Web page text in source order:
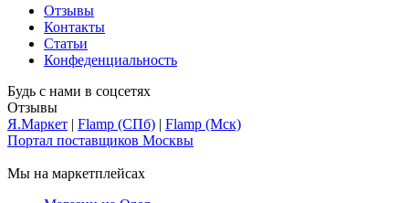
Отзывы
Контакты
Статьи
Конфеденциальность
Будь с нами в соцсетях
Отзывы
Я.Маркет | Flamp (СПб) | Flamp (Мск)
Портал поставщиков Москвы
Мы на маркетплейсах